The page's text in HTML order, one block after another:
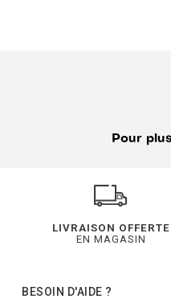
Pour
LIVRAISON OFFERTE
EN MAGASIN
BESOIN D'AIDE ?